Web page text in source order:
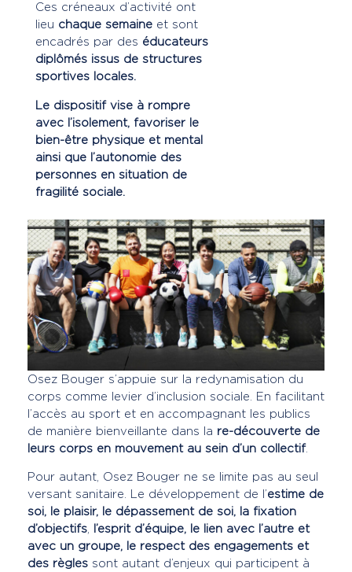
Ces créneaux d’activité ont
lieu chaque semaine et sont
encadrés par des éducateurs
diplômés issus de structures
sportives locales.
Le dispositif vise à rompre
avec l’isolement, favoriser le
bien-être physique et mental
ainsi que l’autonomie des
personnes en situation de
fragilité sociale.
Osez Bouger s’appuie sur la redynamisation du
corps comme levier d’inclusion sociale. En facilitant
l’accès au sport et en accompagnant les publics
de manière bienveillante dans la re-découverte de
leurs corps en mouvement au sein d’un collectif.
Pour autant, Osez Bouger ne se limite pas au seul
versant sanitaire. Le développement de l’estime de
soi, le plaisir, le dépassement de soi, la fixation
d’objectifs
l’esprit d’équipe, le lien avec l’autre et
avec un groupe, le respect des engagements et
des règles sont autant d’enjeux qui participent à